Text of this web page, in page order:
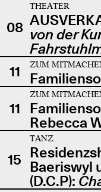
08
THEATER
von der
11
ZUM
11
ZUM
Rebecca
15
TANZ
Baeriswyl
(D.C.P):